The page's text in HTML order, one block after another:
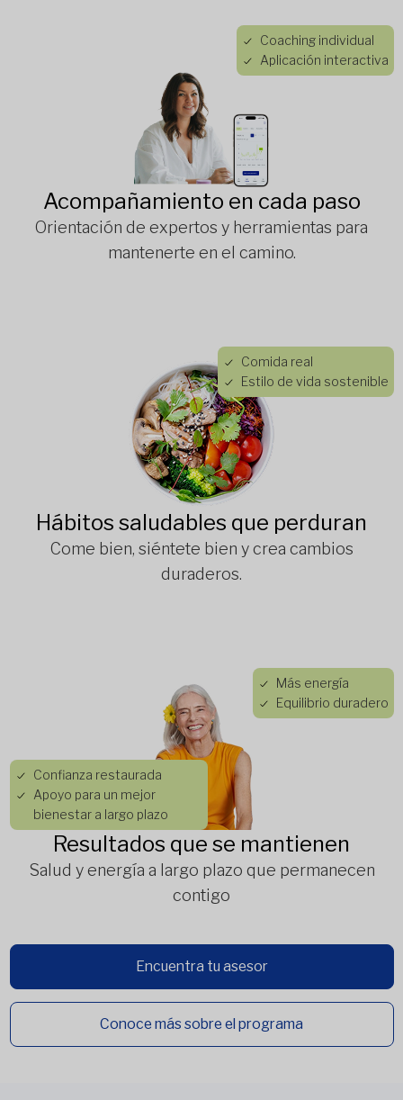
Coaching individual
Aplicación interactiva
Acompañamiento en cada paso
Orientación de expertos y herramientas para
mantenerte en el camino.
Comida real
Estilo de vida sostenible
Hábitos saludables que perduran
Come bien, siéntete bien y crea cambios
duraderos.
Más energía
Equilibrio duradero
Confianza restaurada
Apoyo para un mejor
bienestar a largo plazo
Resultados que se mantienen
Salud y energía a largo plazo que permanecen
contigo
Encuentra tu asesor
Conoce más sobre el programa